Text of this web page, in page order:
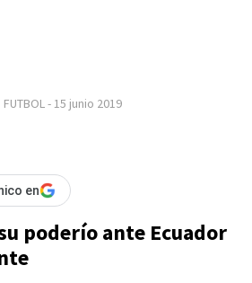
FUTBOL- 15 junio 2019
en
poderío ante Ecuador